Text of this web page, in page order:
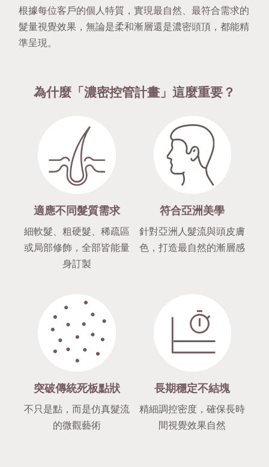
根據每位客戶的個人特質，實現最自然、最符合需求的
髮量視覺效果，無論是柔和漸層還是濃密頭頂，都能精
準呈現。
為什麼「濃密控管計畫」這麼重要？
適應不同髮質需求
細軟髮、粗硬髮、稀疏區
或局部修飾，全部皆能量
身訂製
符合亞洲美學
針對亞洲人髮流與頭皮膚
色，打造最自然的漸層感
突破傳統死板點狀
不只是點，而是仿真髮流
的微觀藝術
長期穩定不結塊
精細調控密度，確保長時
間視覺效果自然